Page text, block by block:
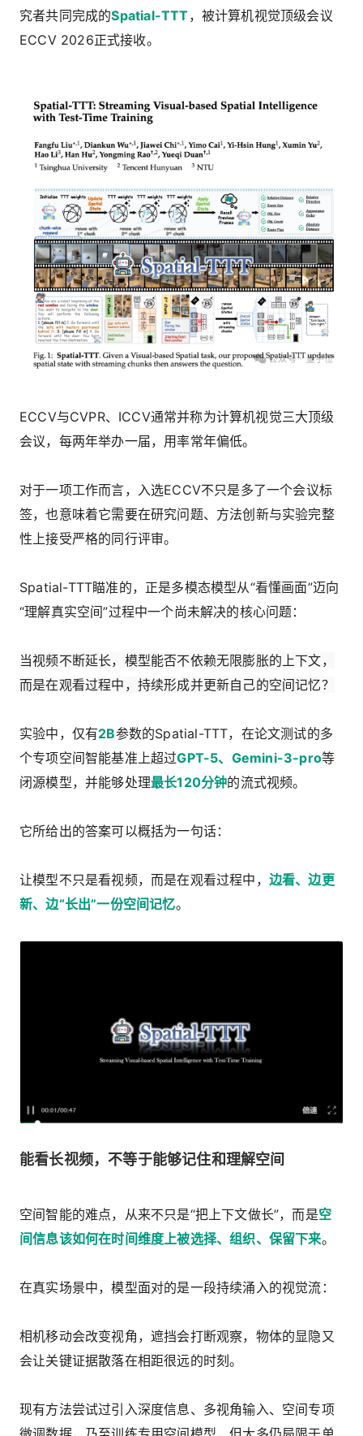
究者共同完成的Spatial-TTT，被计算机视觉顶级会议
ECCV 2026正式接收。
ECCV与CVPR、ICCV通常并称为计算机视觉三大顶级
会议，每两年举办一届，用率常年偏低。
对于一项工作而言，入选ECCV不只是多了一个会议标
签，也意味着它需要在研究问题、方法创新与实验完整
性上接受严格的同行评审。
Spatial-TTT瞄准的，正是多模态模型从“看懂画面”迈向
“理解真实空间”过程中一个尚未解决的核心问题：
当视频不断延长，模型能否不依赖无限膨胀的上下文，
而是在观看过程中，持续形成并更新自己的空间记忆？
实验中，仅有2B参数的Spatial-TTT，在论文测试的多
个专项空间智能基准上超过GPT-5、Gemini-3-pro等
闭源模型，并能够处理最长120分钟的流式视频。
它所给出的答案可以概括为一句话：
让模型不只是看视频，而是在观看过程中， 边看、边更
新、边“长出”一份空间记忆。
能看长视频，不等于能够记住和理解空间
空间智能的难点，从来不只是“把上下文做长”，而是空
间信息该如何在时间维度上被选择、组织、保留下来。
在真实场景中，模型面对的是一段持续涌入的视觉流：
相机移动会改变视角，遮挡会打断观察，物体的显隐又
会让关键证据散落在相距很远的时刻。
现有方法尝试过引入深度信息、多视角输入、空间专项